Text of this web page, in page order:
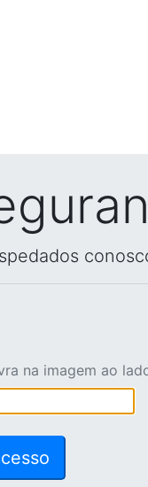
na imagem ao